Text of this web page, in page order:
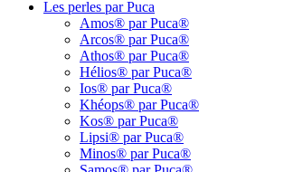
Les perles par Puca
Amos® par Puca®
Arcos® par Puca®
Athos® par Puca®
Hélios® par Puca®
Ios® par Puca®
Khéops® par Puca®
Kos® par Puca®
Lipsi® par Puca®
Minos® par Puca®